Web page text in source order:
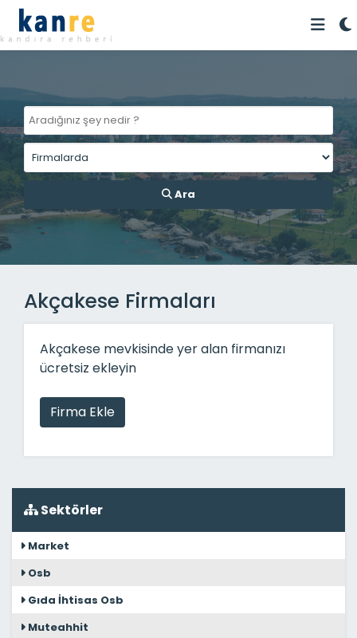
Ara
Sektörler
Market
Osb
Gıda İhtisas Osb
Muteahhit
Akçakese Firmaları
Akçakese mevkisinde yer alan firmanızı
ücretsiz ekleyin
Firma Ekle